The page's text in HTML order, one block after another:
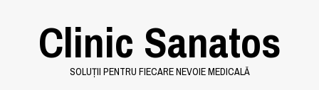
Clinic Sanatos
SOLUȚII PENTRU FIECARE NEVOIE MEDICALĂ